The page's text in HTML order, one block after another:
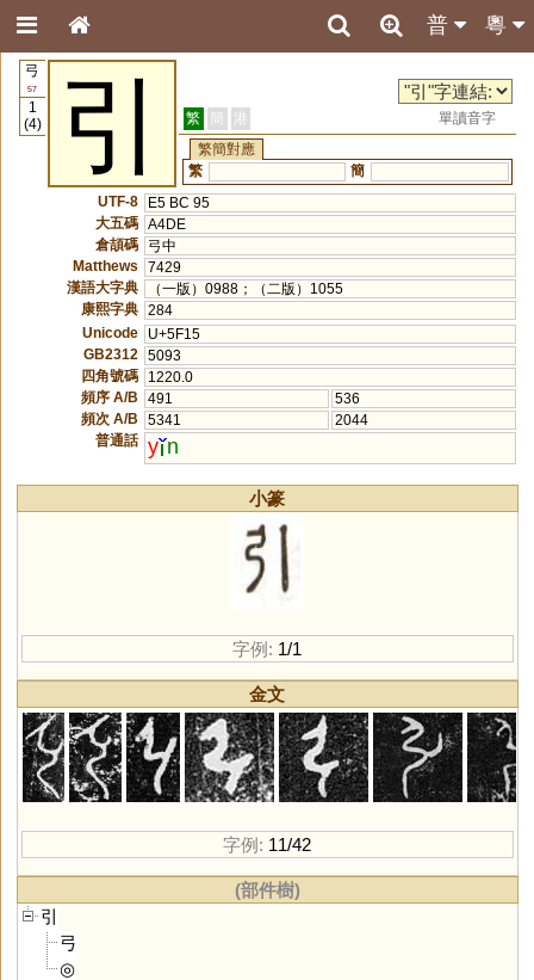
粵
普
弓
57
1
(4)
引 繁 簡 港
單讀音字
繁簡對應
繁
簡
UTF-8
E5 BC 95
大五碼 A4DE
倉頡碼
弓中
Matthews
7429
漢語大字典
（一版）0988；（二版）1055
康熙字典 284
Unicode
U+5F15
GB2312
5093
四角號碼
1220.0
頻序 A/B
491
536
頻次 A/B
5341
2044
普通話 y n
小篆
字例: 1/1
金文
字例: 11/42
(部件樹)
引
弓
◎